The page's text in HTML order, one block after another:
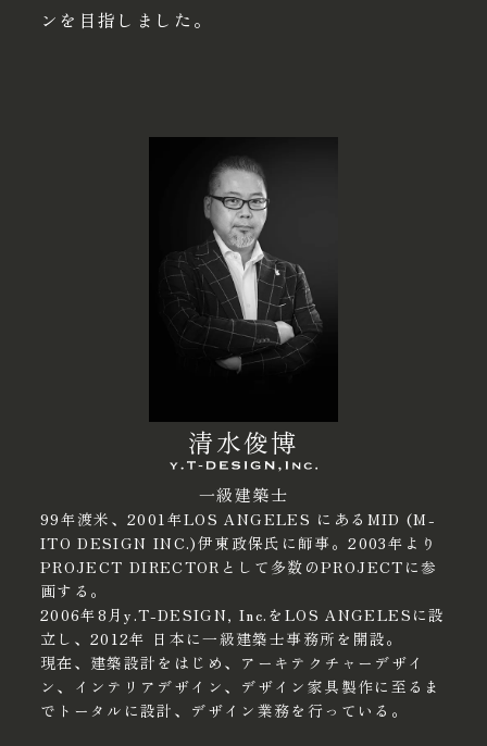
ンを目指しました。
清水俊博
一級建築士
99年渡米、2001年LOS ANGELES にあるMID (M-
ITO DESIGN INC.)伊東政保氏に師事。2003年より
PROJECT DIRECTORとして多数のPROJECTに参
画する。
2006年8月y.T-DESIGN, Inc.をLOS ANGELESに設
立し、2012年 日本に一級建築士事務所を開設。
現在、建築設計をはじめ、アーキテクチャーデザイ
ン、インテリアデザイン、デザイン家具製作に至るま
でトータルに設計、デザイン業務を行っている。